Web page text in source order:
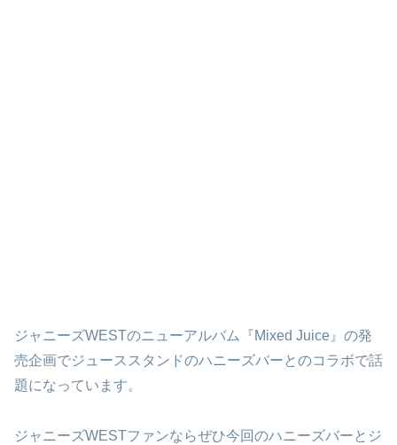
ジャニーズWESTのニューアルバム『Mixed Juice』の発
売企画でジューススタンドのハニーズバーとのコラボで話
題になっています。
ジャニーズWESTファンならぜひ今回のハニーズバーとジ